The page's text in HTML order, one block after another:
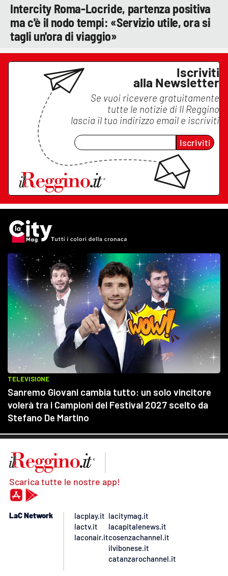
Intercity Roma-Locride, partenza positiva
ma c'è il nodo tempi: «Servizio utile, ora si
tagli un'ora di viaggio»
Iscriviti
alla Newsletter
Se vuoi ricevere gratuitamente
tutte le notizie di Il Reggino
lascia il tuo indirizzo email e iscriviti
Iscriviti
Scarica tutte le nostre app!
LaC Network
lacplay.it
lactv.it
laconair.it
lacitymag.it
lacapitalenews.it
cosenzachannel.it
ilvibonese.it
catanzarochannel.it